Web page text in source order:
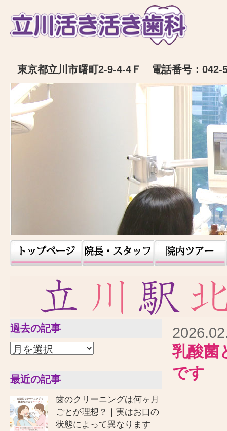
東京都立川市曙町2-9-4-4Ｆ 電話番号：042-
過去の記事
最近の記事
歯のクリーニングは何ヶ月
ごとが理想？｜実はお口の
状態によって異なります
乳酸菌
です